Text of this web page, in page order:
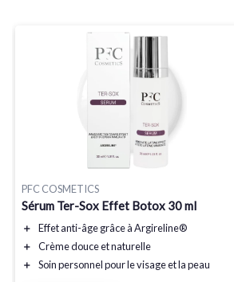
PFC COSMETICS
Sérum Ter-Sox Effet Botox 30 ml
＋ Effetanti-âgegrâce àArgireline®
＋
Crème douce etnaturelle
＋
Soin personnelpour le visage et la peau